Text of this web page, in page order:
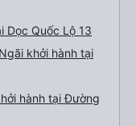
Dọc Quốc Lộ 13
khởi hành tại
hành tại Đường